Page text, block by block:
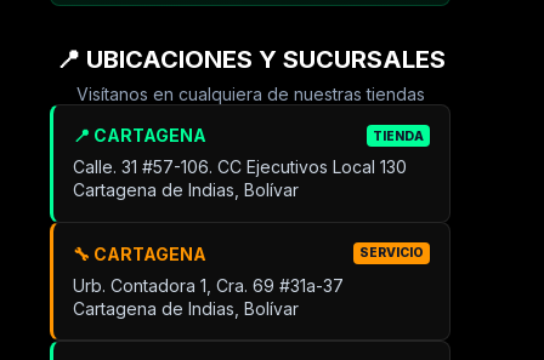
📍 UBICACIONES Y SUCURSALES
Visítanos en cualquiera de nuestras tiendas
📍 CARTAGENA TIENDA
Calle. 31 #57-106. CC Ejecutivos Local 130
Cartagena de Indias, Bolívar
🔧 CARTAGENA SERVICIO
Urb. Contadora 1, Cra. 69 #31a-37
Cartagena de Indias, Bolívar